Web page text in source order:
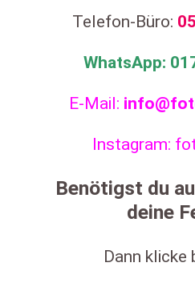
Telefon-Büro:
WhatsApp:
E-Mail:
Instagram:
Benötigst du
deine
Dann klicke